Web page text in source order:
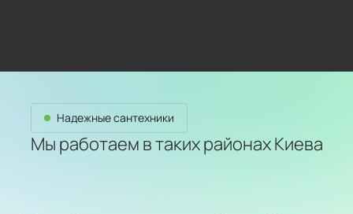
Надежные сантехники
Мы работаем в таких районах Киева